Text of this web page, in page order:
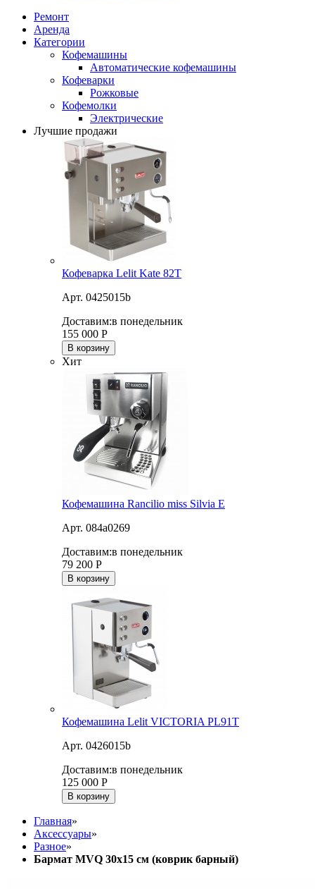
Ремонт
Аренда
Категории
Кофемашины
Автоматические кофемашины
Кофеварки
Рожковые
Кофемолки
Электрические
Лучшие продажи
Кофеварка Lelit Kate 82T
Арт. 0425015b
Доставим:в понедельник
155 000 Р
В корзину
Хит
Кофемашина Rancilio miss Silvia E
Арт. 084a0269
Доставим:в понедельник
79 200 Р
В корзину
Кофемашина Lelit VICTORIA PL91T
Арт. 0426015b
Доставим:в понедельник
125 000 Р
В корзину
Главная»
Аксессуары»
Разное»
Бармат MVQ 30х15 см (коврик барный)